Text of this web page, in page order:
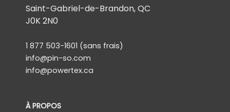
Saint-Gabriel-de-Brandon, QC
J0K 2N0
1 877 503-1601 (sans frais)
info@pin-so.com
info@powertex.ca
À PROPOS